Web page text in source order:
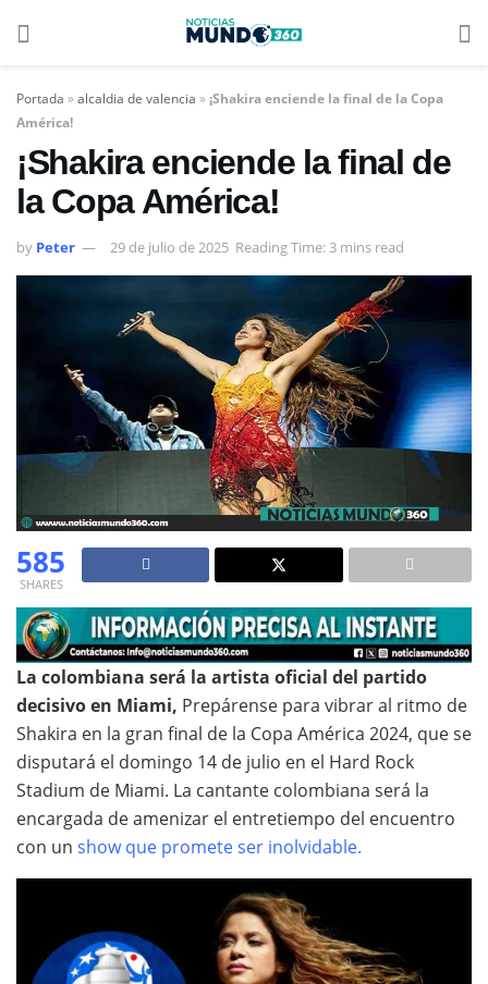
Portada »alcaldia de valencia » ¡Shakira enciende la final de la Copa
América!
¡Shakira enciende la final de
la Copa América!
by Peter 29 de julio de 2025 Reading Time: 3 mins read
585
SHARES
La colombiana será la artista oficial del partido
decisivo en Miami, Prepárense para vibrar al ritmo de
Shakira en la gran final de la Copa América 2024, que se
disputará el domingo 14 de julio en el Hard Rock
Stadium de Miami. La cantante colombiana será la
encargada de amenizar el entretiempo del encuentro
con un show que promete ser inolvidable.